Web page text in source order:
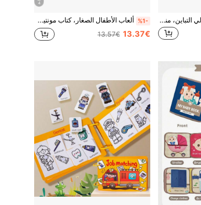
كتب أطفال من القماش عالي التباين، مناسبة لعمر 0+ شهر، ألعاب حسية تفاعلية للرضع، ألعاب تعليمية مونتيسوري مبكرة، كتب قماش للإدراك اللمسي للأطفال، ضرورية للسفر بالسيارة، هدية للتطور والتعليم للمواليد الجدد
4
%1- ألعاب الأطفال الصغار، كتاب مونتيسوري النشط، كتاب التعليم المبكر ما قبل المدرسة من اللباد، لعبة سفر تفاعلية، كتاب هادئ تفاعلي تعليمي للأطفال، لوحة نشاط للأطفال الصغار، ألعاب تعليمية للأولاد والبنات، هدية عيد ميلاد، عيد الميلاد، هالوين
13.37€
13.57€